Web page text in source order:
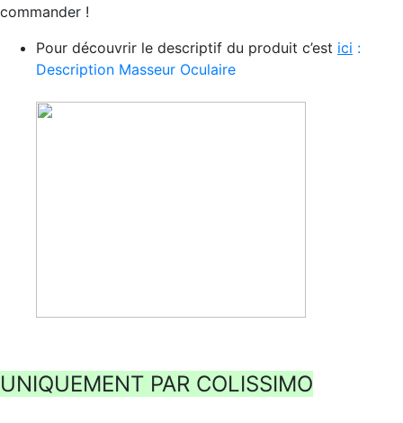
commander !
Pour découvrir le descriptif du produit c’est ici :
Description Masseur Oculaire
UNIQUEMENT PAR COLISSIMO